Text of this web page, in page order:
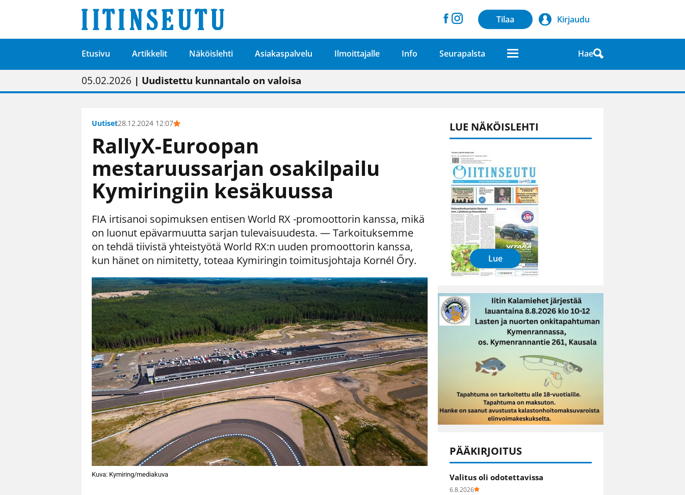
Tilaa Kirjaudu
Etusivu Artikkelit Näköislehti Asiakaspalvelu Ilmoittajalle Info Seurapalsta Hae
01.02.2026 | Painon vaihtumisen pitäisi näkyä hieman parempana painojäljen laatuna lehdessä
05.02.2026 | Uudistettu kunnantalo on valoisa
23.04.2026 | “Olemme käynnistämässä uudelleen keskustavisiotyön”
09.05.2026| "Maalla on totuttu elämään omavaraisemmin kuin kaupungissa"
Uutiset28.12.2024 12:07
RallyX-Euroopan
mestaruussarjan osakilpailu
Kymiringiin kesäkuussa
FIA irtisanoi sopimuksen entisen World RX -promoottorin kanssa, mikä
on luonut epävarmuutta sarjan tulevaisuudesta. — Tarkoituksemme
on tehdä tiivistä yhteistyötä World RX:n uuden promoottorin kanssa,
kun hänet on nimitetty, toteaa Kymiringin toimitusjohtaja Kornél Őry.
Kuva: Kymiring/mediakuva
LUE NÄKÖISLEHTI
Lue
PÄÄKIRJOITUS
Valitus oli odotettavissa
6.8.2026